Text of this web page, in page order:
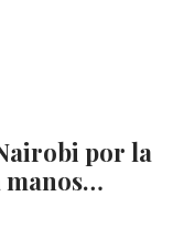
por la
manos…